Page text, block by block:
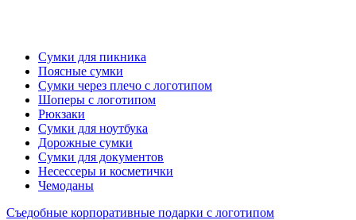
Сумки для пикника
Поясные сумки
Сумки через плечо с логотипом
Шоперы с логотипом
Рюкзаки
Сумки для ноутбука
Дорожные сумки
Сумки для документов
Несессеры и косметички
Чемоданы
Съедобные корпоративные подарки с логотипом